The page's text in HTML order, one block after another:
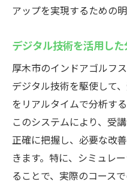
アップを実現するための
デジタル技術を活用し
厚木市のインドアゴルフ
デジタル技術を駆使して
をリアルタイムで分析す
このシステムにより、受
正確に把握し、必要な改
きます。特に、シミュレ
ることで、実際のコース